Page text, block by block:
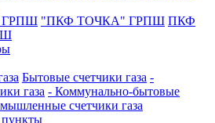
ГРПШ "ПКФ ТОЧКА" ГРПШ ПКФ
Бытовые счетчики газа -
газа - Коммунально-бытовые
счетчики газа
пункты